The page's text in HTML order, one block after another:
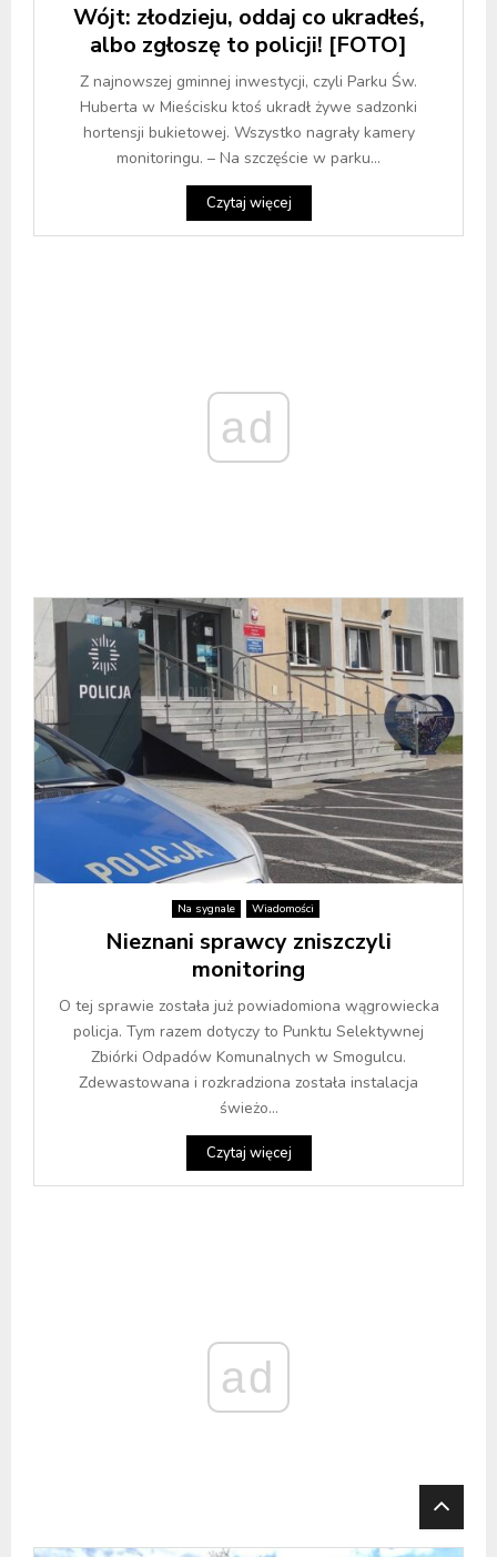
Wójt: złodzieju, oddaj co ukradłeś,
albo zgłoszę to policji! [FOTO]
Z najnowszej gminnej inwestycji, czyli Parku Św.
Huberta w Mieścisku ktoś ukradł żywe sadzonki
hortensji bukietowej. Wszystko nagrały kamery
monitoringu. – Na szczęście w parku...
Czytaj więcej
ad
Na sygnale Wiadomości
Nieznani sprawcy zniszczyli
monitoring
O tej sprawie została już powiadomiona wągrowiecka
policja. Tym razem dotyczy to Punktu Selektywnej
Zbiórki Odpadów Komunalnych w Smogulcu.
Zdewastowana i rozkradziona została instalacja
świeżo...
Czytaj więcej
ad